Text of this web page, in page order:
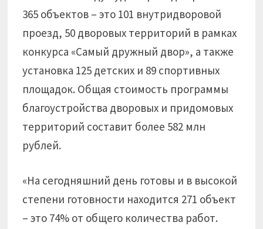
365 объектов – это 101 внутридворовой
проезд, 50 дворовых территорий в рамках
конкурса «Самый дружный двор», а также
установка 125 детских и 89 спортивных
площадок. Общая стоимость программы
благоустройства дворовых и придомовых
территорий составит более 582 млн
рублей.
«На сегодняшний день готовы и в высокой
степени готовности находится 271 объект
– это 74% от общего количества работ.